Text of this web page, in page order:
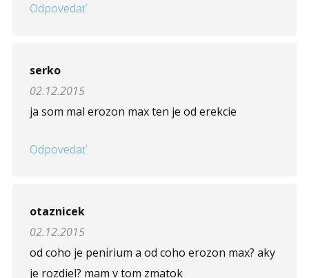
Odpovedať
serko
02.12.2015
ja som mal erozon max ten je od erekcie
Odpovedať
otaznicek
02.12.2015
od coho je penirium a od coho erozon max? aky
je rozdiel? mam v tom zmatok